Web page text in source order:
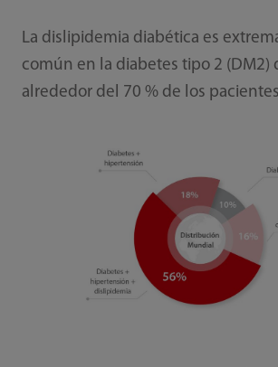
La dislipidemia diabética es
común en la diabetes tipo 2 (DM2)
alrededor del 70 % de los